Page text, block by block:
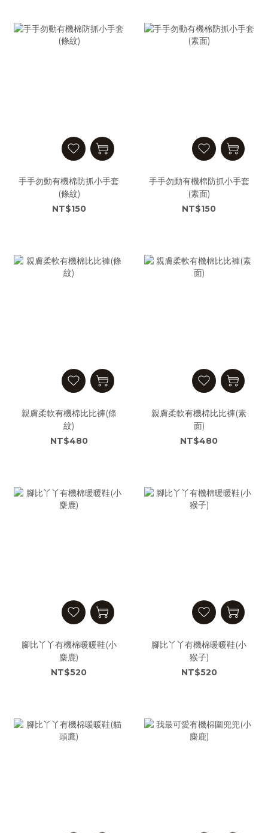
手手勿動有機棉防抓小手套
(條紋)
NT$150
手手勿動有機棉防抓小手套
(素面)
NT$150
親膚柔軟有機棉比比褲(條
紋)
NT$480
親膚柔軟有機棉比比褲(素
面)
NT$480
腳比丫丫有機棉暖暖鞋(小
麋鹿)
NT$520
腳比丫丫有機棉暖暖鞋(小
猴子)
NT$520